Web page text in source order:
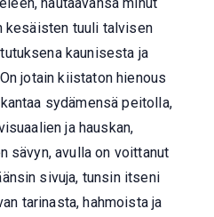
kesäisten tuuli talvisen
kaunisesta ja
jotain kiistaton hienous
sydämensä peitolla,
ja hauskan,
sävyn, avulla on voittanut
sivuja, tunsin itseni
tarinasta, hahmoista ja